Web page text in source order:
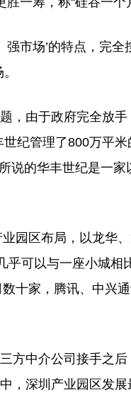
市场’的特点，完全
由于政府完全放手
纪管理了800万平
说的华丰世纪是一
区布局，以龙华、
可以与一座小城相
十家，腾讯、中兴通
中介公司接手之后
，深圳产业园区发